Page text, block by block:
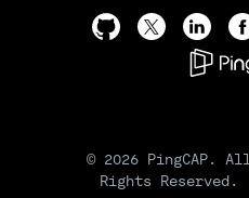
© 2026 PingCAP. All
Rights Reserved.